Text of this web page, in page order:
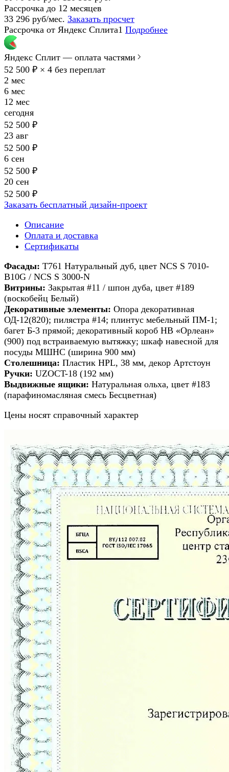
Рассрочка до 12 месяцев
33 296 руб/мес. Заказать просчет
Рассрочка от Яндекс Сплита1 Подробнее
Яндекс Сплит — оплата частями
52 500 ₽ × 4 без переплат
2 мес
6 мес
12 мес
сегодня
52 500 ₽
23 авг
52 500 ₽
6 сен
52 500 ₽
20 сен
52 500 ₽
Заказать бесплатный дизайн-проект
Описание
Оплата и доставка
Сертификаты
Фасады: Т761 Натуральный дуб, цвет NCS S 7010-
B10G / NCS S 3000-N
Витрины: Закрытая #11 / шпон дуба, цвет #189
(воскобейц Белый)
Декоративные элементы: Опора декоративная
ОД-12(820); пилястра #14; плинтус мебельный ПМ-1;
багет Б-3 прямой; декоративный короб HB «Орлеан»
(900) под встраиваемую вытяжку; шкаф навесной для
посуды МШНС (ширина 900 мм)
Столешница: Пластик HPL, 38 мм, декор Артстоун
Ручки: UZOCT-18 (192 мм)
Выдвижные ящики: Натуральная ольха, цвет #183
(парафиномасляная смесь Бесцветная)
Цены носят справочный характер